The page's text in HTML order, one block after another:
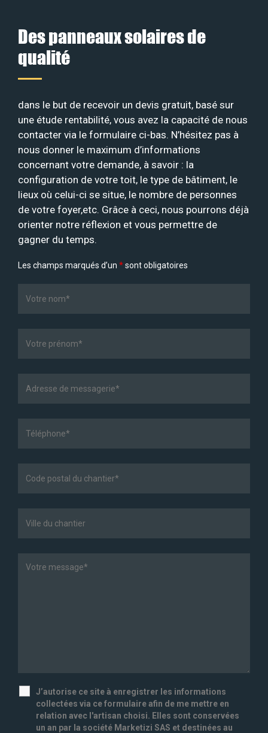
Des panneaux solaires de
qualité
dans le but de recevoir un devis gratuit, basé sur
une étude rentabilité, vous avez la capacité de nous
contacter via le formulaire ci-bas. N’hésitez pas à
nous donner le maximum d’informations
concernant votre demande, à savoir : la
configuration de votre toit, le type de bâtiment, le
lieux où celui-ci se situe, le nombre de personnes
de votre foyer,etc. Grâce à ceci, nous pourrons déjà
orienter notre réflexion et vous permettre de
gagner du temps.
Les champs marqués d’un *sont obligatoires
J’autorise ce site à enregistrer les informations
collectées via ce formulaire afin de me mettre en
relation avec l'artisan choisi. Elles sont conservées
un an par la société Marketizi SAS et destinées au